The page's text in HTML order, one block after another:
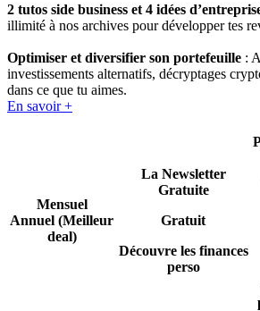
2 tutos side business et 4 idées
illimité à nos archives pour développer tes
Optimiser et diversifier son portefeuille :
investissements alternatifs, décryptages
dans ce que tu aimes.
En savoir +
Mensuel
Annuel (Meilleur
deal)
La Newsletter
Gratuite
Gratuit
Découvre les finances
perso